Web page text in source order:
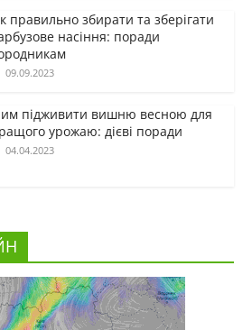
правильно збирати та зберігати
насіння: поради
09.09.2023
підживити вишню весною для
урожаю: дієві поради
04.04.2023